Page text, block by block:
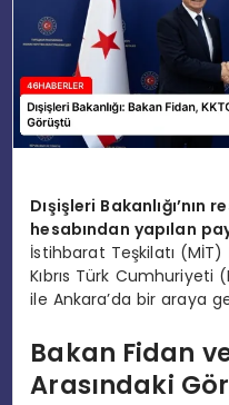
YAŞAM
Dışişleri Bakanlığı’nın
hesabından yapılan
İstihbarat Teşkilatı (MİT)
Kıbrıs Türk Cumhuriyeti
ile Ankara’da bir araya
Bakan Fidan
Arasındaki